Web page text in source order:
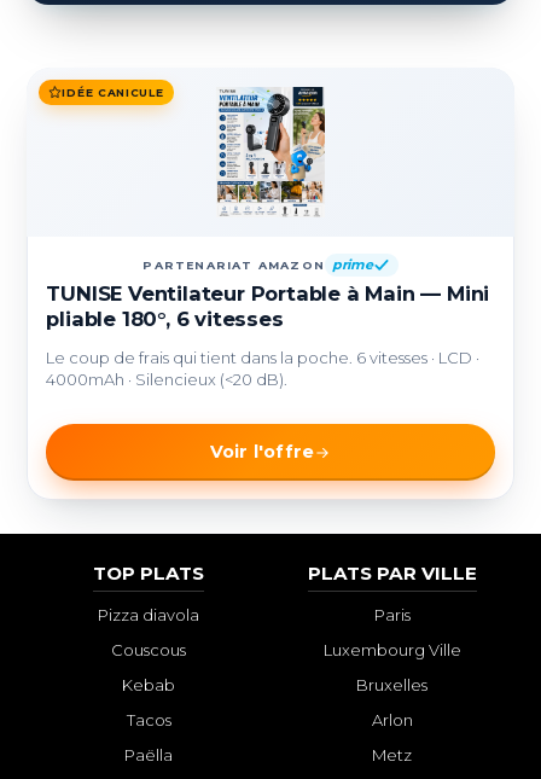
IDÉE CANICULE
PARTENARIAT AMAZON prime
TUNISE Ventilateur Portable à Main — Mini
pliable 180°, 6 vitesses
Le coup de frais qui tient dans la poche. 6 vitesses · LCD ·
4000mAh · Silencieux (<20 dB).
Voir l'offre
TOP PLATS
Pizza diavola
Couscous
Kebab
Tacos
Paëlla
PLATS PAR VILLE
Paris
Luxembourg Ville
Bruxelles
Arlon
Metz